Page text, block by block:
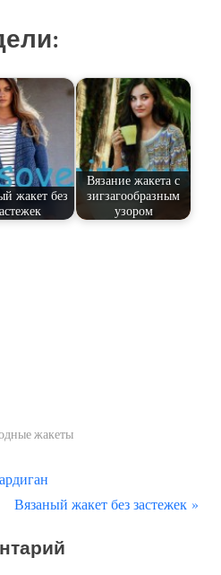
жакет без
Вязание жакета с
зигзагообразным
узором
жакеты
С
е
Вязаный жакет без застежек